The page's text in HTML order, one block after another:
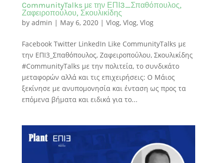
CommunityTalks με την ΕΠΙ3_Σπαθόπουλος,
Ζαφειροπούλου, Σκουλικίδης
by admin | May 6, 2020| Vlog, Vlog, Vlog
Facebook Twitter LinkedIn Like CommunityTalks με
την ΕΠΙ3_Σπαθόπουλος, Ζαφειροπούλου, Σκουλικίδης
#CommunityTalks με την πολιτεία, το συνδικάτο
μεταφορών αλλά και τις επιχειρήσεις: Ο Μάιος
ξεκίνησε με ανυπομονησία και ένταση ως προς τα
επόμενα βήματα και ειδικά για το...